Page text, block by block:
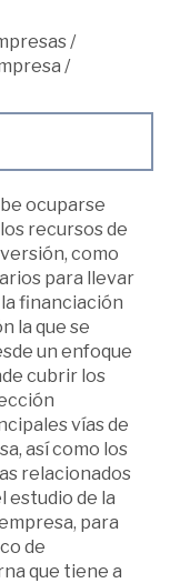
/
/
ocuparse
recursos de
como
para llevar
financiación
la que se
un enfoque
cubrir los
vías de
así como los
relacionados
estudio de la
para
de
que tiene a